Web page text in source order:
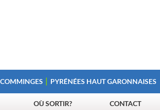
PYRÉNÉES HAUT GARONNAISES
OÙ SORTIR? CONTACT